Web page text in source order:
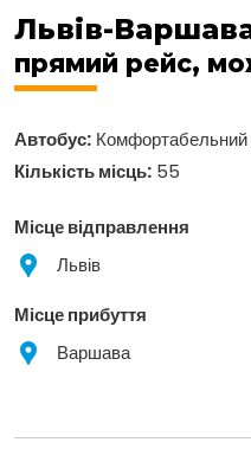
Львів-
прямий рейс,
Автобус: Комфортабельний
Кількість місць: 55
Місце відправлення
Львів
Місце прибуття
Варшава